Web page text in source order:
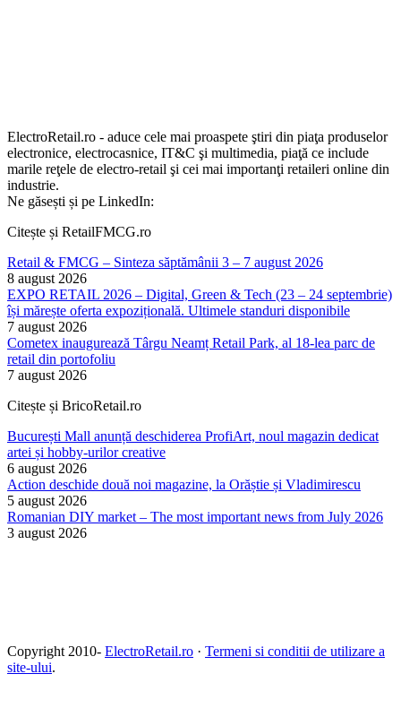
ElectroRetail.ro - aduce cele mai proaspete ştiri din piaţa produselor
electronice, electrocasnice, IT&C şi multimedia, piaţă ce include
marile reţele de electro-retail şi cei mai importanţi retaileri online din
industrie.
Ne găsești și pe LinkedIn:
Citește și RetailFMCG.ro
Retail & FMCG – Sinteza săptămânii 3 – 7 august 2026
8 august 2026
EXPO RETAIL 2026 – Digital, Green & Tech (23 – 24 septembrie)
își mărește oferta expozițională. Ultimele standuri disponibile
7 august 2026
Cometex inaugurează Târgu Neamț Retail Park, al 18-lea parc de
retail din portofoliu
7 august 2026
Citește și BricoRetail.ro
București Mall anunță deschiderea ProfiArt, noul magazin dedicat
artei și hobby-urilor creative
6 august 2026
Action deschide două noi magazine, la Orăștie și Vladimirescu
5 august 2026
Romanian DIY market – The most important news from July 2026
3 august 2026
Copyright 2010- ElectroRetail.ro · Termeni si conditii de utilizare a
site-ului.